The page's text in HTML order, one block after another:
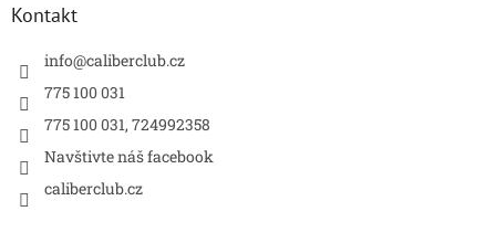
Kontakt
info@caliberclub.cz
775 100 031
775 100 031, 724992358
Navštivte náš facebook
caliberclub.cz